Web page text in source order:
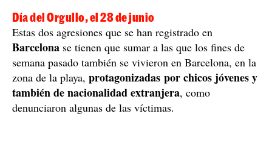
Día del Orgullo, el 28 de junio
Estas dos agresiones que se han registrado en
Barcelona se tienen que sumar a las que los fines de
semana pasado también se vivieron en Barcelona, en la
zona de la playa, protagonizadas por chicos jóvenes y
también de nacionalidad extranjera, como
denunciaron algunas de las víctimas.